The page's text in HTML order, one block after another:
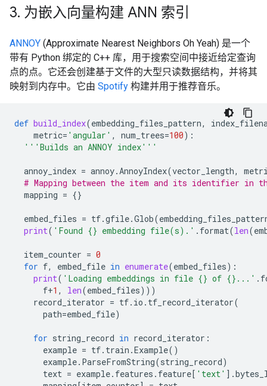
[ 1.80695381e-01, -9.91138130e-02,
7.68998767e-03, -3.91882684e-02,
[ 4.96522147e-02, -2.27708372e-04, -
6.39973185e-02,  1.11058183e-01, -
       ...,
1.09094549e-01,  4.02851134e-03, -
[-8.11898743e-02, -4.25131494e-03, -
3.53013693e-02,  5.40856036e-03, -
[ 7.55975990e-02, -1.03924361e-01, -
WARNING:root:Make sure that locally built Python
2021-08-13 20:30:40.090969: I tensorflow/
2021-08-13 20:30:40.091471: I tensorflow/
2021-08-13 20:30:40.092228: I tensorflow/
2021-08-13 20:30:40.092582: I tensorflow/
2021-08-13 20:30:40.092861: I tensorflow/core/
2021-08-13 20:30:46.963424: I tensorflow/
2021-08-13 20:30:46.963926: I tensorflow/
2021-08-13 20:30:46.964231: I tensorflow/
2021-08-13 20:30:46.964663: I tensorflow/
2021-08-13 20:30:46.965020: I tensorflow/
2021-08-13 20:30:46.965304: I tensorflow/core/
CPU times: user 2min 36s, sys: 6.8 s, total: 2min
Wall time: 2min 28s
  0.18536443 -0.09348775 -0.0891809  -0.00271657]
Embedding dimensions: 64
-0.14112787  0.17638578 -0.14110327  0.10147867]
Embedding dimensions: 64
[b'air nz staff in aust strike for pay rise']: [
3. 为嵌入向量构建 ANN 索引
ANNOY (Approximate Nearest Neighbors Oh Yeah) 是一个
带有 Python 绑定的 C++ 库，用于搜索空间中接近给定查询
点的点。它还会创建基于文件的大型只读数据结构，并将其
映射到内存中。它由 Spotify 构建并用于推荐音乐。
def build_index(embedding_files_pattern,
metric= 'angular' , num_trees=100):
'''Builds an ANNOY index'''
annoy_index = annoy.AnnoyIndex(vector_length,
# Mapping between the item and its identifier in
mapping = {}
embed_files = tf.gfile.Glob(
print( 'Found {} embedding file(s).' . format(len(
item_counter = 0
for f, embed_file in enumerate(embed_files):
print( 'Loading embeddings in file {} of {} ...' .
f+1 , len(embed_files)))
record_iterator = tf. io . tf_record_iterator(
path=embed_file)
for string_record in record_iterator :
example = tf. train .Example()
example. ParseFromString(string_record)
text = example. features . feature[ 'text' ] .